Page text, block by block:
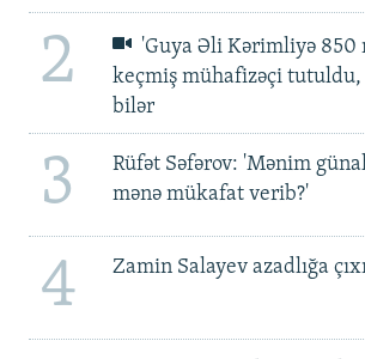
2
'Guya Əli Kərimliyə 850
keçmiş mühafizəçi tutuldu,
bilər
3
Rüfət Səfərov: 'Mənim
mənə mükafat verib?'
4 Zamin Salayev azadlığa